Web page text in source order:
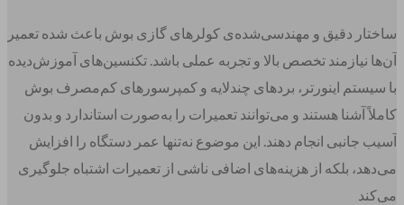
ساختار دقیق و مهندسی‌شده‌ی کولرهای گازی بوش باعث شده تعمیر
آن‌ها نیازمند تخصص بالا و تجربه عملی باشد. تکنسین‌های آموزش‌دیده
با سیستم اینورتر، بردهای چندلایه و کمپرسورهای کم‌مصرف بوش
کاملاً آشنا هستند و می‌توانند تعمیرات را به‌صورت استاندارد و بدون
آسیب جانبی انجام دهند. این موضوع نه‌تنها عمر دستگاه را افزایش
می‌دهد، بلکه از هزینه‌های اضافی ناشی از تعمیرات اشتباه جلوگیری
می‌کند